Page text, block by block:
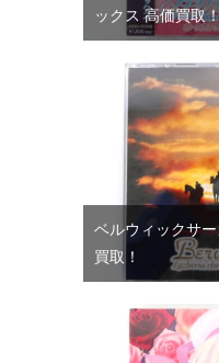
ックス 高価買取
ベルウィックサ
買取！